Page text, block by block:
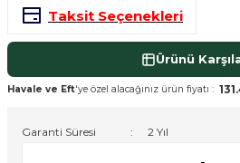
Taksit Seçenekleri
Ürünü
Havale ve Eft'ye özel alacağınız ürün fiyatı :
Garanti Süresi 2 Yıl